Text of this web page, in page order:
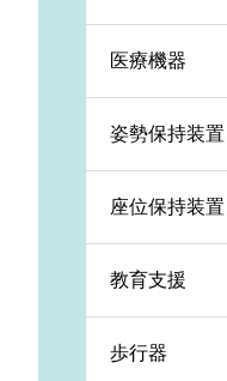
医療機器
姿勢保持装置
座位保持装置
教育支援
歩行器